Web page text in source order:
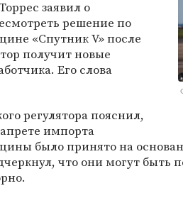
заявил о
решение по
«Спутник V» после
получит новые
Его слова
регулятора пояснил,
импорта
было принято на
что они могут быть